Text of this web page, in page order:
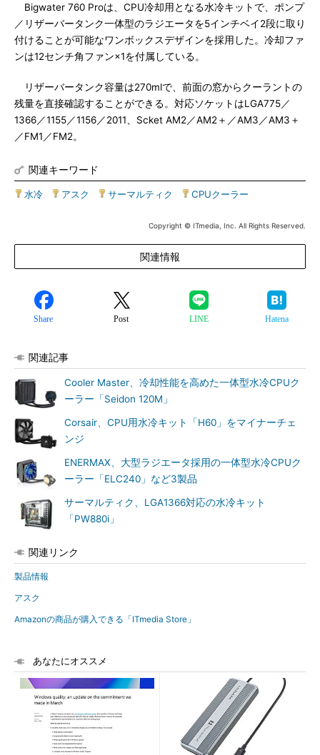
Bigwater 760 Proは、CPU冷却用となる水冷キットで、ポンプ
／リザーバータンク一体型のラジエータを5インチベイ2段に取り
付けることが可能なワンボックスデザインを採用した。冷却ファ
ンは12センチ角ファン×1を付属している。
リザーバータンク容量は270mlで、前面の窓からクーラントの
残量を直接確認することができる。対応ソケットはLGA775／
1366／1155／1156／2011、Scket AM2／AM2＋／AM3／AM3＋
／FM1／FM2。
関連キーワード
水冷 アスク サーマルティク CPUクーラー
Copyright © ITmedia, Inc. All Rights Reserved.
関連情報
Share Post LINE Hatena
関連記事
Cooler Master、冷却性能を高めた一体型水冷CPUク
ーラー「Seidon 120M」
Corsair、CPU用水冷キット「H60」をマイナーチェ
ンジ
ENERMAX、大型ラジエータ採用の一体型水冷CPUク
ーラー「ELC240」など3製品
サーマルティク、LGA1366対応の水冷キット
「PW880i」
関連リンク
製品情報
アスク
Amazonの商品が購入できる「ITmedia Store」
あなたにオススメ